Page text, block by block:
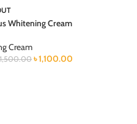
Whitening Cream
Cream
1,500.00 ৳1,100.00